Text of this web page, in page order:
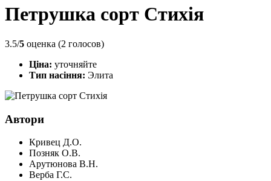
Петрушка сорт Стихія
3.5/5 оценка (2 голосов)
Ціна: уточняйте
Тип насіння: Элита
Автори
Кривец Д.О.
Позняк О.В.
Арутюнова В.Н.
Верба Г.С.